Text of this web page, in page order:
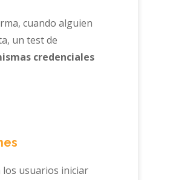
cuando alguien
un test de
credenciales
los usuarios iniciar